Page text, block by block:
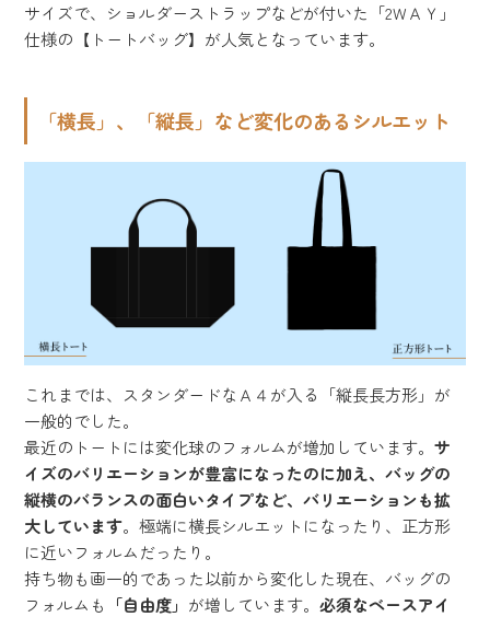
サイズで、ショルダーストラップなどが付いた「2WＡＹ」
仕様の【トートバッグ】が人気となっています。
「横長」、「縦長」など変化のあるシルエット
これまでは、スタンダードなＡ４が入る「縦長長方形」が
一般的でした。
最近のトートには変化球のフォルムが増加しています。サ
イズのバリエーションが豊富になったのに加え、バッグの
縦横のバランスの面白いタイプなど、バリエーションも拡
大しています。極端に横長シルエットになったり、正方形
に近いフォルムだったり。
持ち物も画一的であった以前から変化した現在、バッグの
フォルムも
「自由度」 が増しています。必須なベースアイ